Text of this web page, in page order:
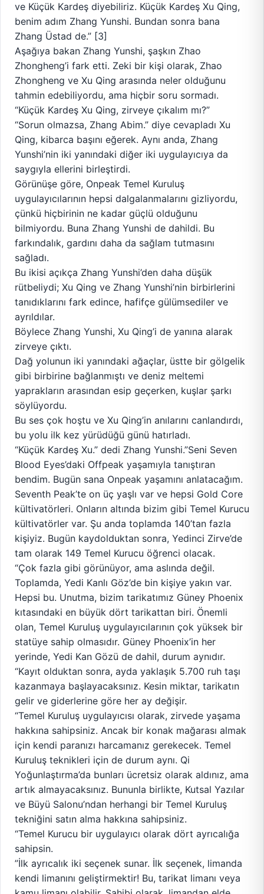
ve Küçük Kardeş diyebiliriz. Küçük Kardeş Xu Qing,
benim adım Zhang Yunshi. Bundan sonra bana
Zhang Üstad de.” [3]
Aşağıya bakan Zhang Yunshi, şaşkın Zhao
Zhongheng’i fark etti. Zeki bir kişi olarak, Zhao
Zhongheng ve Xu Qing arasında neler olduğunu
tahmin edebiliyordu, ama hiçbir soru sormadı.
“Küçük Kardeş Xu Qing, zirveye çıkalım mı?”
“Sorun olmazsa, Zhang Abim.” diye cevapladı Xu
Qing, kibarca başını eğerek. Aynı anda, Zhang
Yunshi’nin iki yanındaki diğer iki uygulayıcıya da
saygıyla ellerini birleştirdi.
Görünüşe göre, Onpeak Temel Kuruluş
uygulayıcılarının hepsi dalgalanmalarını gizliyordu,
çünkü hiçbirinin ne kadar güçlü olduğunu
bilmiyordu. Buna Zhang Yunshi de dahildi. Bu
farkındalık, gardını daha da sağlam tutmasını
sağladı.
Bu ikisi açıkça Zhang Yunshi’den daha düşük
rütbeliydi; Xu Qing ve Zhang Yunshi’nin birbirlerini
tanıdıklarını fark edince, hafifçe gülümsediler ve
ayrıldılar.
Böylece Zhang Yunshi, Xu Qing’i de yanına alarak
zirveye çıktı.
Dağ yolunun iki yanındaki ağaçlar, üstte bir gölgelik
gibi birbirine bağlanmıştı ve deniz meltemi
yaprakların arasından esip geçerken, kuşlar şarkı
söylüyordu.
Bu ses çok hoştu ve Xu Qing’in anılarını canlandırdı,
bu yolu ilk kez yürüdüğü günü hatırladı.
“Küçük Kardeş Xu.” dedi Zhang Yunshi.”Seni Seven
Blood Eyes’daki Offpeak yaşamıyla tanıştıran
bendim. Bugün sana Onpeak yaşamını anlatacağım.
Seventh Peak’te on üç yaşlı var ve hepsi Gold Core
kültivatörleri. Onların altında bizim gibi Temel Kurucu
kültivatörler var. Şu anda toplamda 140’tan fazla
kişiyiz. Bugün kaydolduktan sonra, Yedinci Zirve’de
tam olarak 149 Temel Kurucu öğrenci olacak.
“Çok fazla gibi görünüyor, ama aslında değil.
Toplamda, Yedi Kanlı Göz’de bin kişiye yakın var.
Hepsi bu. Unutma, bizim tarikatımız Güney Phoenix
kıtasındaki en büyük dört tarikattan biri. Önemli
olan, Temel Kuruluş uygulayıcılarının çok yüksek bir
statüye sahip olmasıdır. Güney Phoenix’in her
yerinde, Yedi Kan Gözü de dahil, durum aynıdır.
“Kayıt olduktan sonra, ayda yaklaşık 5.700 ruh taşı
kazanmaya başlayacaksınız. Kesin miktar, tarikatın
gelir ve giderlerine göre her ay değişir.
“Temel Kuruluş uygulayıcısı olarak, zirvede yaşama
hakkına sahipsiniz. Ancak bir konak mağarası almak
için kendi paranızı harcamanız gerekecek. Temel
Kuruluş teknikleri için de durum aynı. Qi
Yoğunlaştırma’da bunları ücretsiz olarak aldınız, ama
artık almayacaksınız. Bununla birlikte, Kutsal Yazılar
ve Büyü Salonu’ndan herhangi bir Temel Kuruluş
tekniğini satın alma hakkına sahipsiniz.
“Temel Kurucu bir uygulayıcı olarak dört ayrıcalığa
sahipsin.
”İlk ayrıcalık iki seçenek sunar. İlk seçenek, limanda
kendi limanını geliştirmektir! Bu, tarikat limanı veya